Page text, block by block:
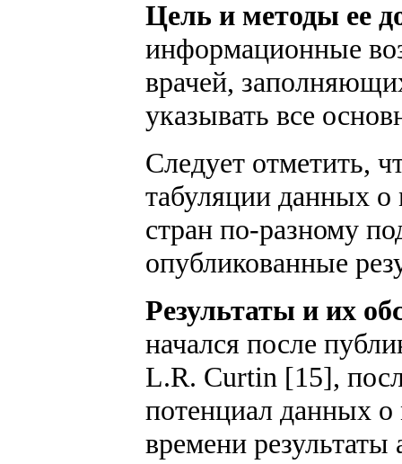
Цель и методы ее
информационные
врачей,
указывать все
Следует отметить,
табуляции данных о
стран по-разному
опубликованные
Результаты и их
начался после
L.R. Curtin [15],
потенциал данных
времени